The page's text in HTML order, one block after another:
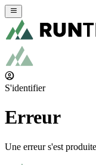
S'identifier
Erreur
Une erreur s'est